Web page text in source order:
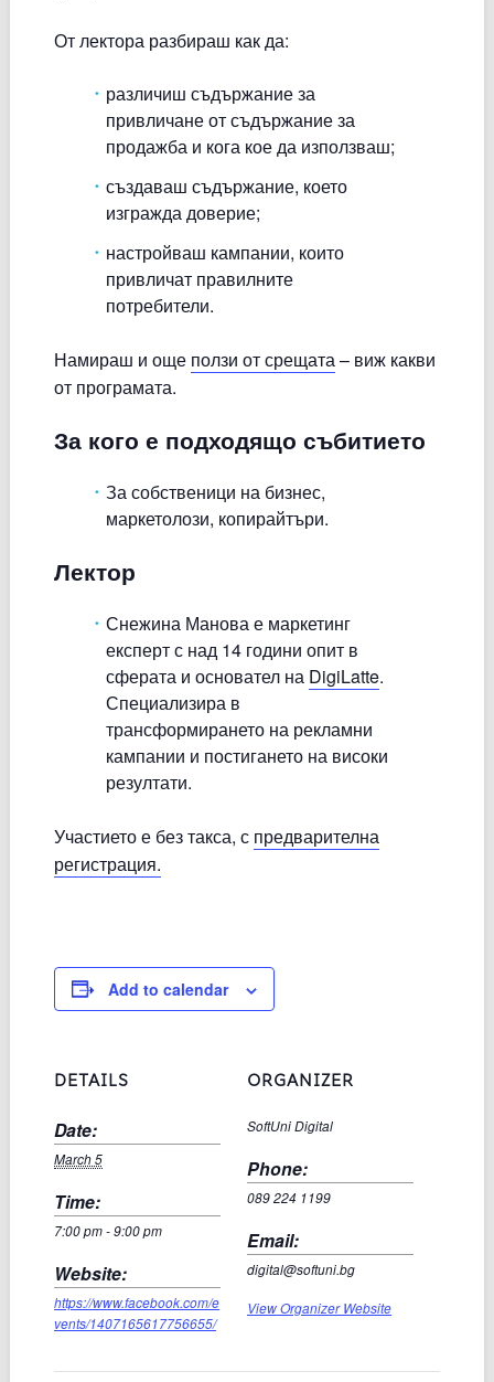
От лектора разбираш как да:
различиш съдържание за
привличане от съдържание за
продажба и кога кое да използваш;
създаваш съдържание, което
изгражда доверие;
настройваш кампании, които
привличат правилните
потребители.
Намираш и още ползи от срещата– виж какви
от програмата.
За кого е подходящо събитието
За собственици на бизнес,
маркетолози, копирайтъри.
Лектор
Снежина Манова е маркетинг
експерт с над 14 години опит в
сферата и основател на DigiLatte.
Специализира в
трансформирането на рекламни
кампании и постигането на високи
резултати.
Участието е без такса, с предварителна
регистрация.
Add to calendar
DETAILS
Date:
March 5
Time:
7:00 pm - 9:00 pm
Website:
https://www.facebook.com/e
vents/1407165617756655/
ORGANIZER
SoftUni Digital
Phone:
089 224 1199
Email:
digital@softuni.bg
View Organizer Website